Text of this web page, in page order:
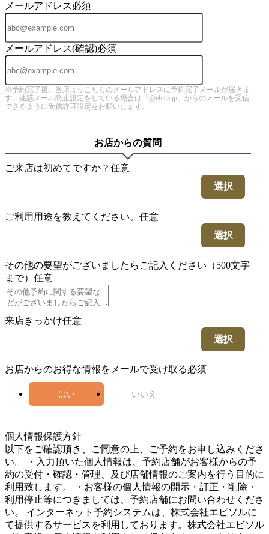
メールアドレス必須
メールアドレス(確認)必須
※予約完了後、当店よりこちらのメールアドレスに予約完了メールが届きま
す。迷惑メール防止設定をしている場合は「@ebica.jp」からのメールを受信
できるように受信許可設定をお願いします。
お店からの質問
ご来店は初めてですか？ 任意
選択
ご利用用途を教えてください。 任意
選択
その他の要望がございましたらご記入ください（500文字
まで） 任意
来店きっかけ任意
選択
お店からのお得な情報をメールで受け取る必須
はい いいえ
個人情報保護方針
以下をご確認頂き、ご同意の上、ご予約をお申し込みくださ
い。 ・入力頂いた個人情報は、予約店舗がお客様からの予
約の受付・確認・管理、及び店舗情報のご案内を行う目的に
利用致します。 ・お客様の個人情報の開示・訂正・削除・
利用停止等につきましては、予約店舗にお問い合わせくださ
い。 インターネット予約システムは、株式会社エビソルに
て提供するサービスを利用しております。株式会社エビソル